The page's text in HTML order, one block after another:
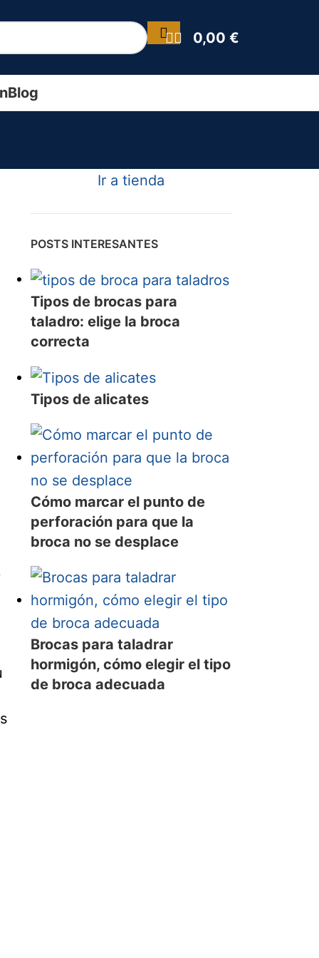
0,00 €
Blog
Ir a tienda
POSTS INTERESANTES
Tipos de brocas para
taladro: elige la broca
correcta
Tipos de alicates
Cómo marcar el punto de
perforación para que la
broca no se desplace
Brocas para taladrar
hormigón, cómo elegir el tipo
de broca adecuada